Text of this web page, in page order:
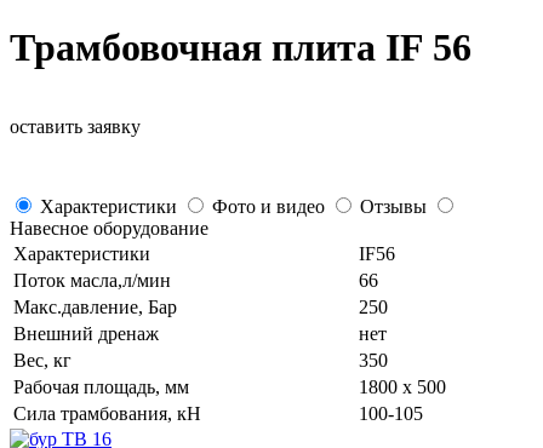
Трамбовочная плита IF 56
оставить заявку
Характеристики Фото и видео
Отзывы
Навесное оборудование
Характеристики
IF56
Поток масла,л/мин
66
Макс.давление, Бар
250
Внешний дренаж
нет
Вес, кг
350
Рабочая площадь, мм
1800 x 500
Сила трамбования, кН
100-105